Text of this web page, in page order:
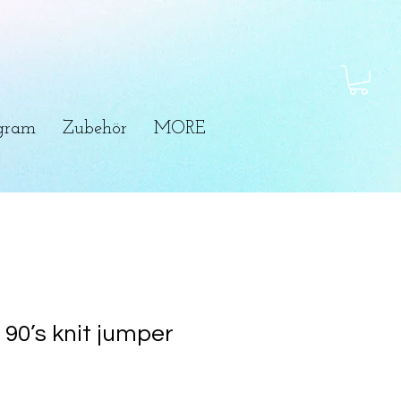
Zubehör MORE
knit jumper